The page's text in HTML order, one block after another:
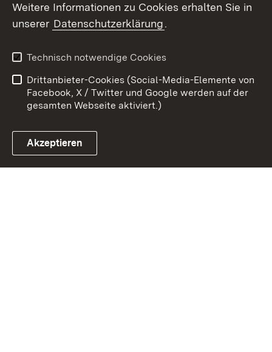
Link zum Landesportal
Datenschutz
Barrierefreiheit
Impressum
Cookies
Weitere Informationen zu Cookies erhalten Sie in
unserer Datenschutzerklärung.
Technisch notwendige Cookies
Drittanbieter-Cookies (Social-Media-Elemente von
Facebook, X / Twitter und Google werden auf der
gesamten Webseite aktiviert.)
Akzeptieren